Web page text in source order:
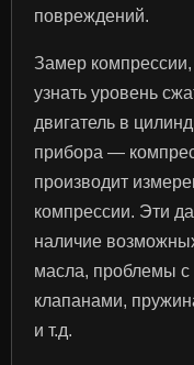
повреждений.
Замер
узнать уровень
двигатель в
прибора —
производит
компрессии. Эти
наличие
масла, проблемы
клапанами,
и т.д.